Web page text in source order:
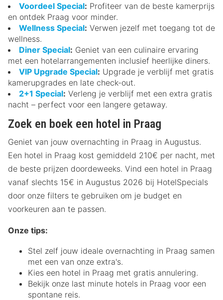
Voordeel Special: Profiteer van de beste kamerprijs
en ontdek Praag voor minder.
Wellness Special: Verwen jezelf met toegang tot de
wellness.
Diner Special: Geniet van een culinaire ervaring
met een hotelarrangementen inclusief heerlijke diners.
VIP Upgrade Special: Upgrade je verblijf met gratis
kamerupgrades en late check-out.
2+1 Special: Verleng je verblijf met een extra gratis
nacht – perfect voor een langere getaway.
Zoek en boek een hotel in Praag
Geniet van jouw overnachting in Praag in Augustus.
Een hotel in Praag kost gemiddeld 210€ per nacht, met
de beste prijzen doordeweeks. Vind een hotel in Praag
vanaf slechts 15€ in Augustus 2026 bij HotelSpecials
door onze filters te gebruiken om je budget en
voorkeuren aan te passen.
Onze tips:
Stel zelf jouw ideale overnachting in Praag samen
met een van onze extra's.
Kies een hotel in Praag met gratis annulering.
Bekijk onze last minute hotels in Praag voor een
spontane reis.